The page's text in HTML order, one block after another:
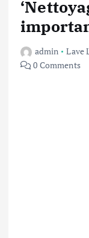
admin Lave
0 Comments